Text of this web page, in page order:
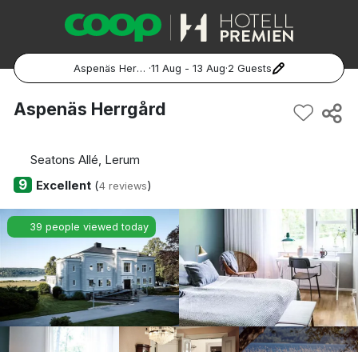
Aspenäs Herrgård ·11 Aug - 13 Aug·2 Guests
Popular Destinations:
Göteborg
Malmö
Hela Norge
Oslo
Aspenäs Herrgård
Seatons Allé, Lerum
9 Excellent(4 reviews)
39 people viewed today